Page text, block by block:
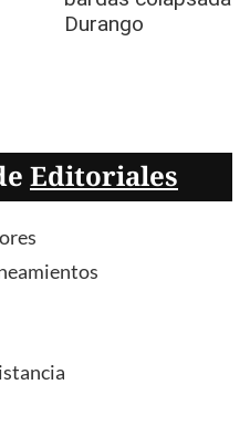
Editoriales